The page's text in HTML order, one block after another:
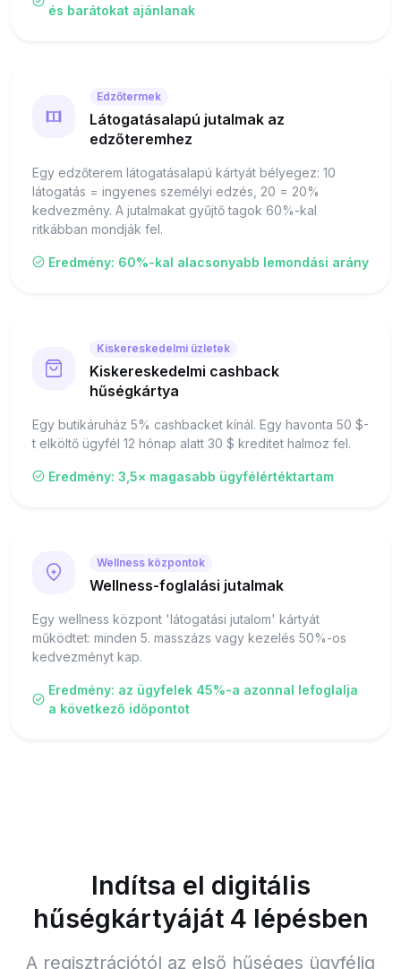
és barátokat ajánlanak
Edzőtermek
Látogatásalapú jutalmak az
edzőteremhez
Egy edzőterem látogatásalapú kártyát bélyegez: 10
látogatás = ingyenes személyi edzés, 20 = 20%
kedvezmény. A jutalmakat gyűjtő tagok 60%-kal
ritkábban mondják fel.
Eredmény: 60%-kal alacsonyabb lemondási arány
Kiskereskedelmi üzletek
Kiskereskedelmi cashback
hűségkártya
Egy butikáruház 5% cashbacket kínál. Egy havonta 50 $-
t elköltő ügyfél 12 hónap alatt 30 $ kreditet halmoz fel.
Eredmény: 3,5× magasabb ügyfélértéktartam
Wellness központok
Wellness-foglalási jutalmak
Egy wellness központ 'látogatási jutalom' kártyát
működtet: minden 5. masszázs vagy kezelés 50%-os
kedvezményt kap.
Eredmény: az ügyfelek 45%-a azonnal lefoglalja
a következő időpontot
Indítsa el digitális
hűségkártyáját 4 lépésben
A regisztrációtól az első hűséges ügyfélig